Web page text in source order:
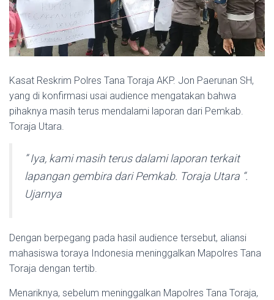
Kasat Reskrim Polres Tana Toraja AKP. Jon Paerunan SH,
yang di konfirmasi usai audience mengatakan bahwa
pihaknya masih terus mendalami laporan dari Pemkab.
Toraja Utara.
” Iya, kami masih terus dalami laporan terkait
lapangan gembira dari Pemkab. Toraja Utara “.
Ujarnya
Dengan berpegang pada hasil audience tersebut, aliansi
mahasiswa toraya Indonesia meninggalkan Mapolres Tana
Toraja dengan tertib.
Menariknya, sebelum meninggalkan Mapolres Tana Toraja,